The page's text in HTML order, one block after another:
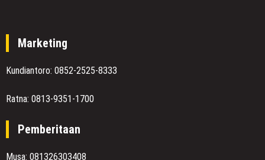
Marketing
Kundiantoro: 0852-2525-8333
Ratna: 0813-9351-1700
Pemberitaan
Musa: 081326303408